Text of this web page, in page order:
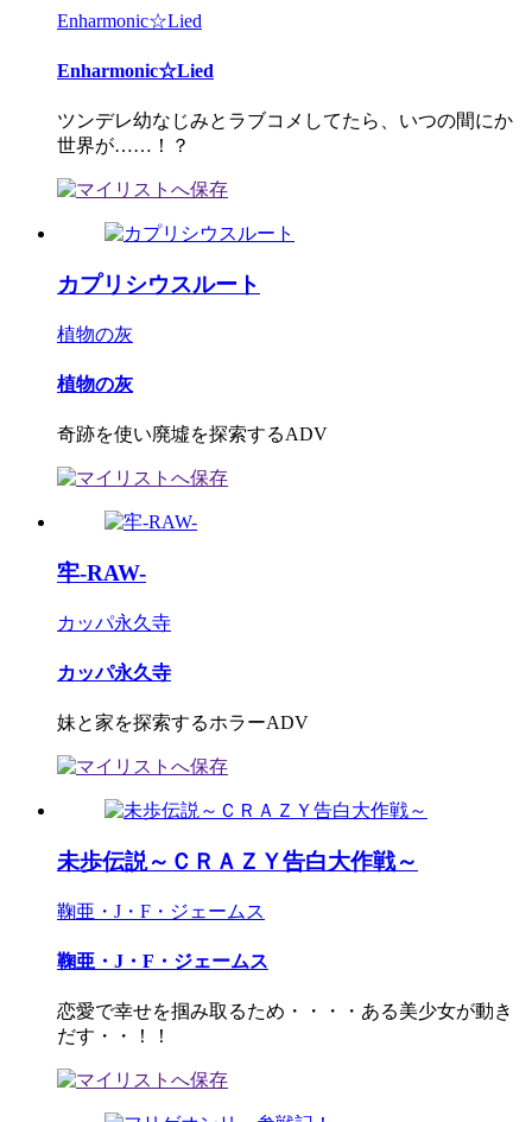
Enharmonic☆Lied
Enharmonic☆Lied
ツンデレ幼なじみとラブコメしてたら、いつの間にか
世界が……！？
カプリシウスルート
植物の灰
植物の灰
奇跡を使い廃墟を探索するADV
牢-RAW-
カッパ永久寺
カッパ永久寺
妹と家を探索するホラーADV
未歩伝説～ＣＲＡＺＹ告白大作戦～
鞠亜・J・F・ジェームス
鞠亜・J・F・ジェームス
恋愛で幸せを掴み取るため・・・・ある美少女が動き
だす・・！！